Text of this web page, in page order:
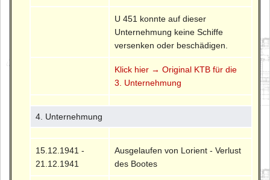
U 451 konnte auf dieser
Unternehmung keine Schiffe
versenken oder beschädigen.
Klick hier → Original KTB für die
3. Unternehmung
4. Unternehmung
15.12.1941 -
21.12.1941
Ausgelaufen von Lorient - Verlust
des Bootes